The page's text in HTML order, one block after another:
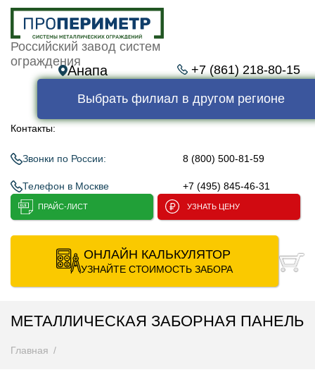
Российский завод систем
ограждения
Анапа +7 (861) 218-80-15
Выбрать филиал в другом регионе
Контакты:
Звонки по России: 8 (800) 500-81-59
Телефон в Москве +7 (495) 845-46-31
ПРАЙС-ЛИСТ УЗНАТЬ ЦЕНУ
ОНЛАЙН КАЛЬКУЛЯТОР
УЗНАЙТЕ СТОИМОСТЬ ЗАБОРА
МЕТАЛЛИЧЕСКАЯ ЗАБОРНАЯ ПАНЕЛЬ
Главная